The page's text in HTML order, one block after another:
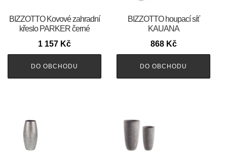
BIZZOTTO Kovové zahradní
křeslo PARKER černé
1 157 Kč
DO OBCHODU
BIZZOTTO houpací síť
KAUANA
868 Kč
DO OBCHODU